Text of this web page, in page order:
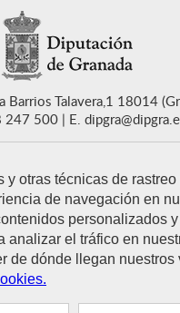
y otras técnicas de rastreo
de navegación en
personalizados
analizar el tráfico en
de dónde llegan nuestros
Barrios Talavera,1 18014
247 500
E.
CONTACTO